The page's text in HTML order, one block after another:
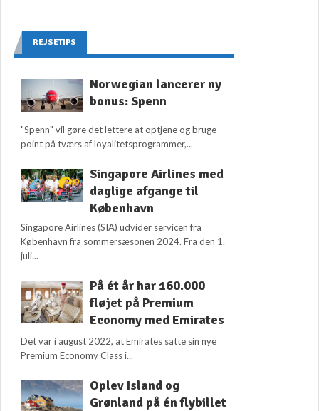
REJSETIPS
Norwegian lancerer ny
bonus: Spenn
"Spenn" vil gøre det lettere at optjene og bruge
point på tværs af loyalitetsprogrammer,...
Singapore Airlines med
daglige afgange til
København
Singapore Airlines (SIA) udvider servicen fra
København fra sommersæsonen 2024. Fra den 1.
juli...
På ét år har 160.000
fløjet på Premium
Economy med Emirates
Det var i august 2022, at Emirates satte sin nye
Premium Economy Class i...
Oplev Island og
Grønland på én flybillet